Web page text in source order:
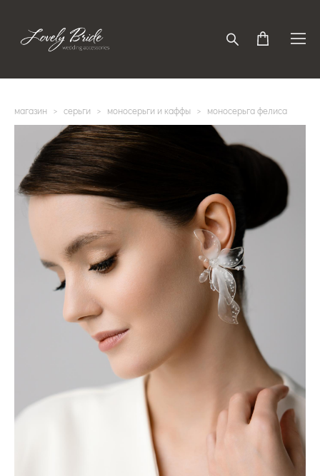
магазин > серьги > моносерьги и каффы > моносерьга фелиса